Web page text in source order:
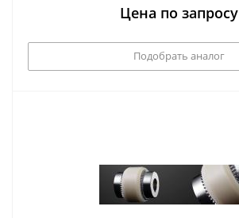
Цена по запросу
Подобрать аналог